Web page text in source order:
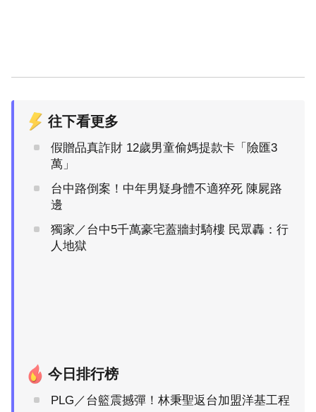
往下看更多
假贈品真詐財 12歲男童偷媽提款卡「險匯3
萬」
台中路倒案！中年男疑身體不適猝死 陳屍路
邊
獨家／台中5千萬豪宅蓋牆封騎樓 民眾轟：行
人地獄
今日排行榜
PLG／台籃震撼彈！林秉聖返台加盟洋基工程